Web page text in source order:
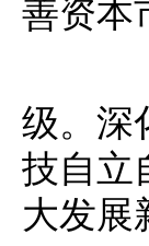
（
级。深
技自立
大发展